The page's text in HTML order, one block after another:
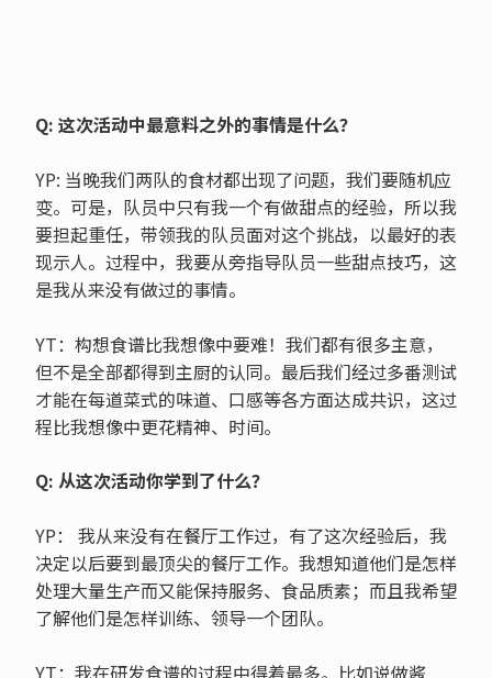
Q: 这次活动中最意料之外的事情是什么？
YP: 当晚我们两队的食材都出现了问题，我们要随机应
变。可是，队员中只有我一个有做甜点的经验，所以我
要担起重任，带领我的队员面对这个挑战，以最好的表
现示人。过程中，我要从旁指导队员一些甜点技巧，这
是我从来没有做过的事情。
YT：构想食谱比我想像中要难！我们都有很多主意，
但不是全部都得到主厨的认同。最后我们经过多番测试
才能在每道菜式的味道、口感等各方面达成共识，这过
程比我想像中更花精神、时间。
Q: 从这次活动你学到了什么？
YP： 我从来没有在餐厅工作过，有了这次经验后，我
决定以后要到最顶尖的餐厅工作。我想知道他们是怎样
处理大量生产而又能保持服务、食品质素；而且我希望
了解他们是怎样训练、领导一个团队。
YT：我在研发食谱的过程中得着最多。比如说做酱